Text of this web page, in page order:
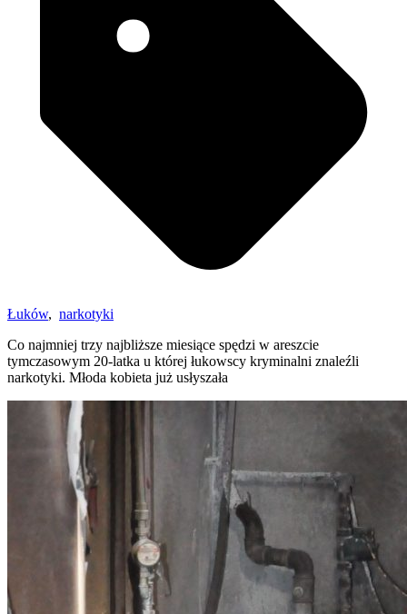
Łuków, narkotyki
Co najmniej trzy najbliższe miesiące spędzi w areszcie
tymczasowym 20-latka u której łukowscy kryminalni znaleźli
narkotyki. Młoda kobieta już usłyszała